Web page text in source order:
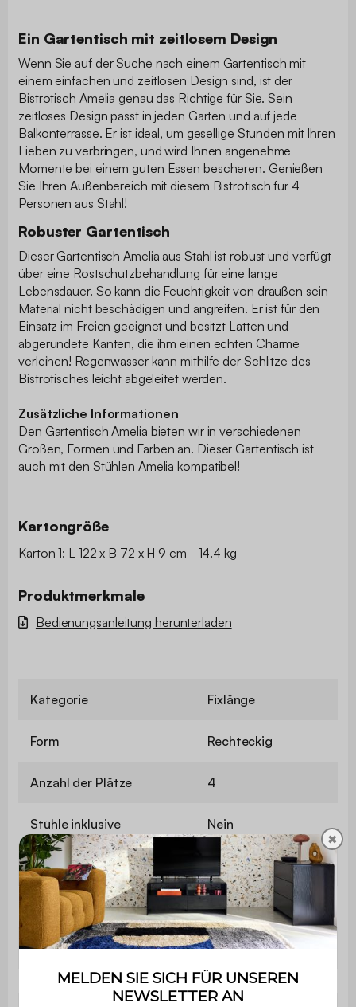
Ein Gartentisch mit zeitlosem Design
Wenn Sie auf der Suche nach einem Gartentisch mit
einem einfachen und zeitlosen Design sind, ist der
Bistrotisch Amelia genau das Richtige für Sie. Sein
zeitloses Design passt in jeden Garten und auf jede
Balkonterrasse. Er ist ideal, um gesellige Stunden mit Ihren
Lieben zu verbringen, und wird Ihnen angenehme
Momente bei einem guten Essen bescheren. Genießen
Sie Ihren Außenbereich mit diesem Bistrotisch für 4
Personen aus Stahl!
Robuster Gartentisch
Dieser Gartentisch Amelia aus Stahl ist robust und verfügt
über eine Rostschutzbehandlung für eine lange
Lebensdauer. So kann die Feuchtigkeit von draußen sein
Material nicht beschädigen und angreifen. Er ist für den
Einsatz im Freien geeignet und besitzt Latten und
abgerundete Kanten, die ihm einen echten Charme
verleihen! Regenwasser kann mithilfe der Schlitze des
Bistrotisches leicht abgeleitet werden.
Zusätzliche Informationen
Den Gartentisch Amelia bieten wir in verschiedenen
Größen, Formen und Farben an. Dieser Gartentisch ist
auch mit den Stühlen Amelia kompatibel!
Kartongröße
Karton 1: L 122 x B 72 x H 9 cm - 14.4 kg
Produktmerkmale
Bedienungsanleitung herunterladen
Kategorie Fixlänge
Form Rechteckig
Anzahl der Plätze 4
Stühle inklusive Nein
Material Stahl
Pantone 16-0950TPG
Farbe Ocker
✖